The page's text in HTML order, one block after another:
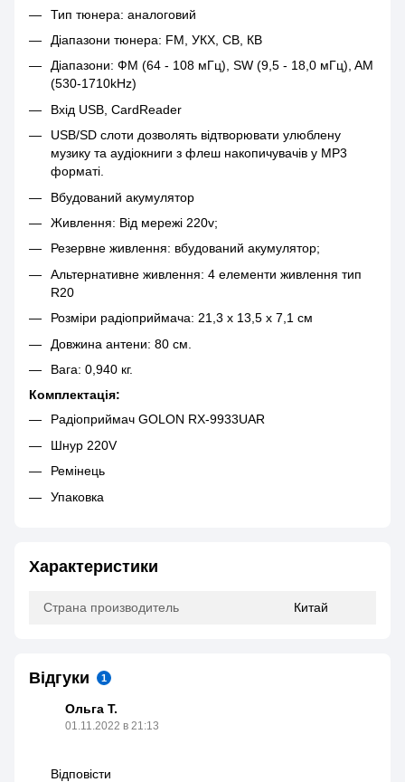
Тип тюнера: аналоговий
Діапазони тюнера: FM, УКХ, СВ, КВ
Діапазони: ФМ (64 - 108 мГц), SW (9,5 - 18,0 мГц), AM
(530-1710kHz)
Вхід USB, CardReader
USB/SD слоти дозволять відтворювати улюблену
музику та аудіокниги з флеш накопичувачів у MP3
форматі.
Вбудований акумулятор
Живлення: Від мережі 220v;
Резервне живлення: вбудований акумулятор;
Альтернативне живлення: 4 елементи живлення тип
R20
Розміри радіоприймача: 21,3 х 13,5 х 7,1 см
Довжина антени: 80 см.
Вага: 0,940 кг.
Комплектація:
Радіоприймач GOLON RX-9933UAR
Шнур 220V
Ремінець
Упаковка
Характеристики
Страна производитель Китай
Відгуки 1
Ольга Т.
01.11.2022 в 21:13
Відповісти